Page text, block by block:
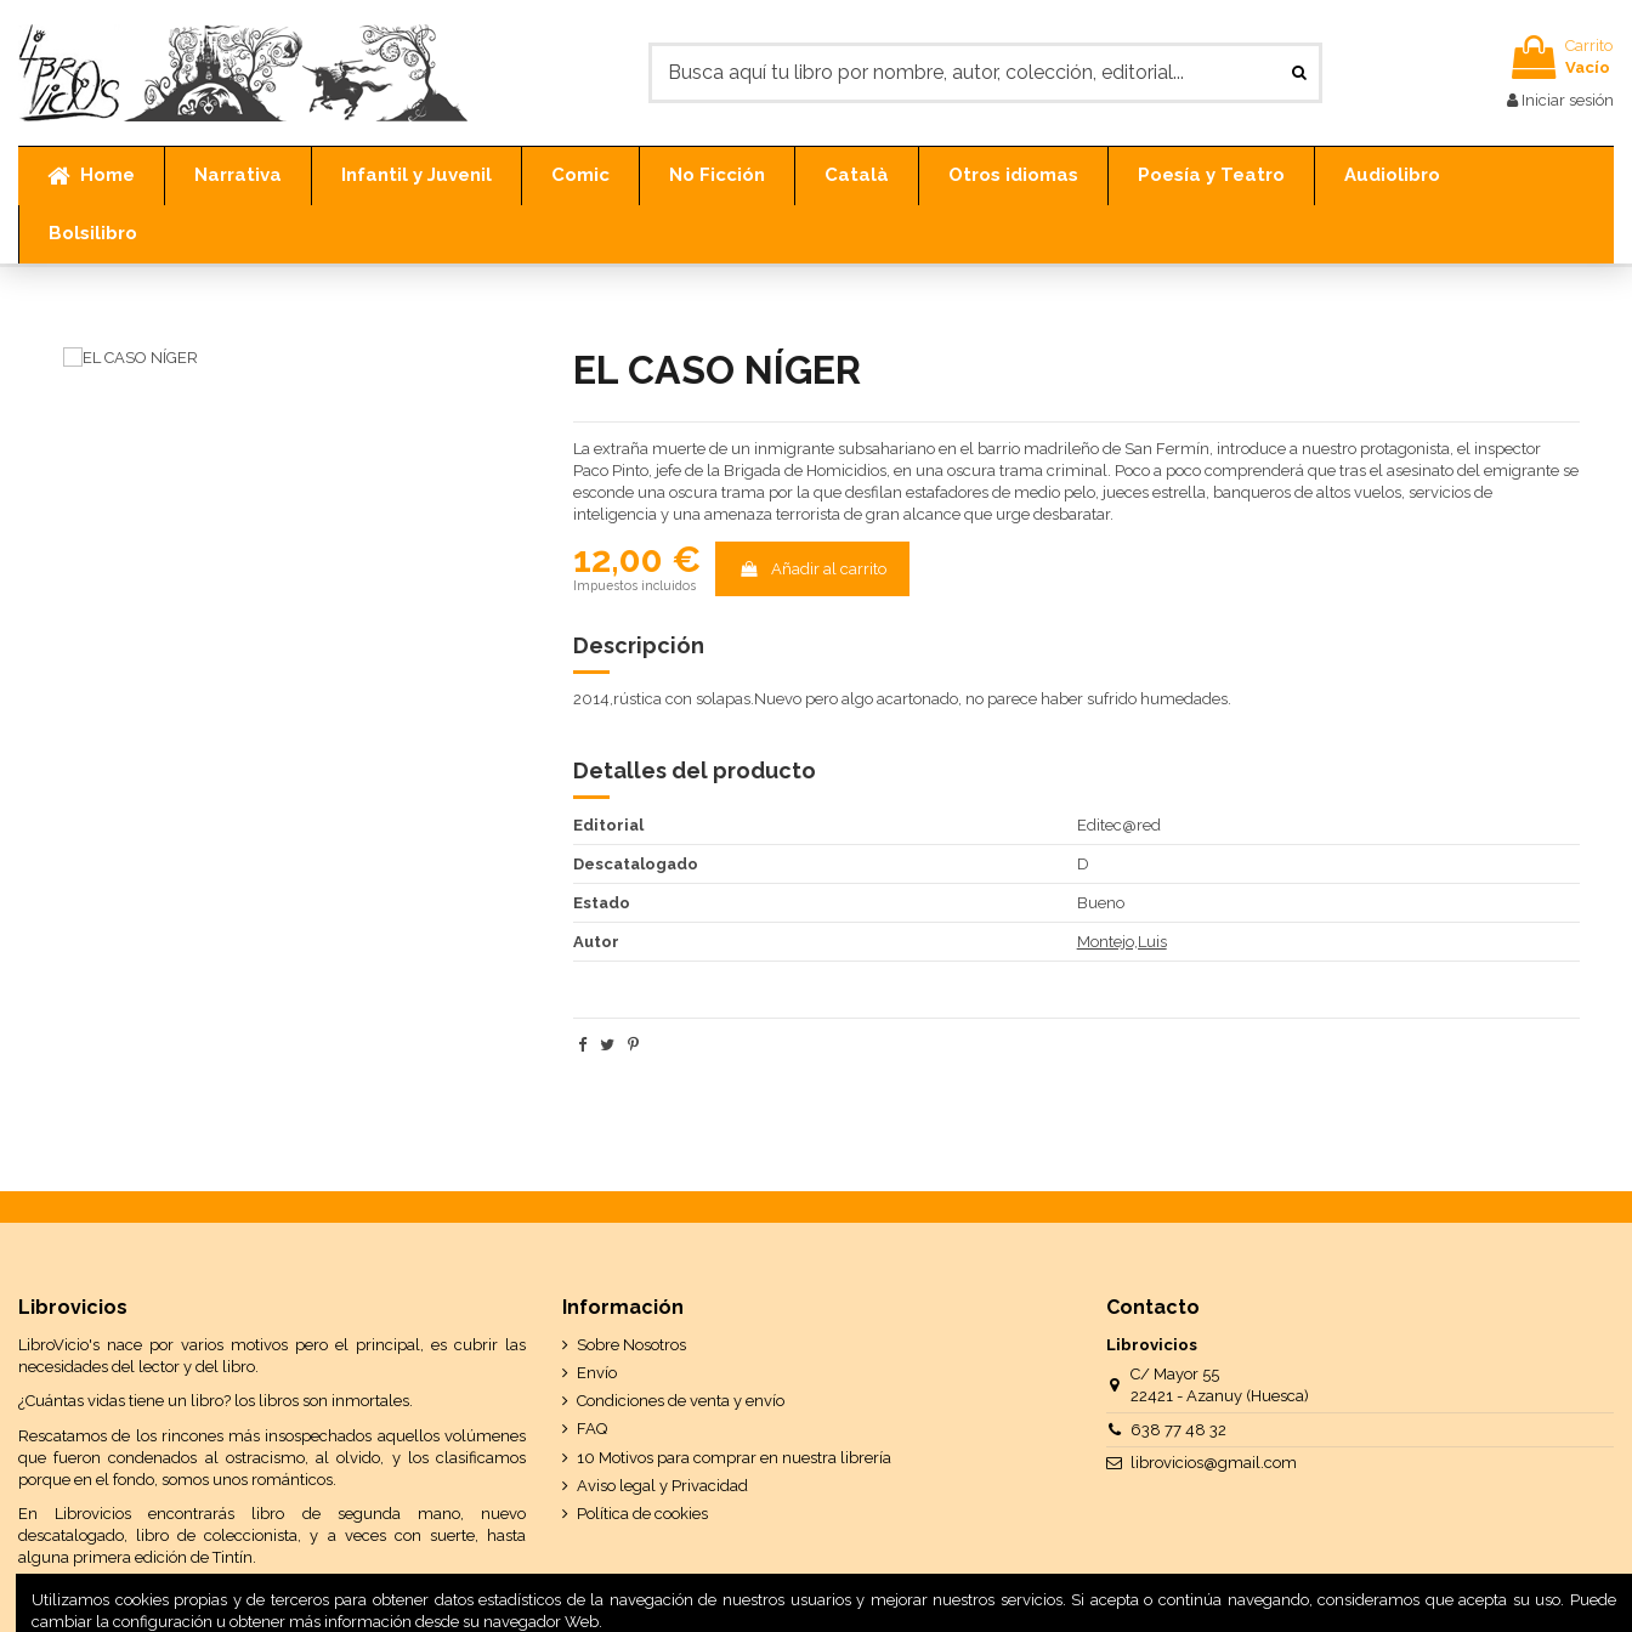
Carrito
Vacío
Iniciar sesión
Home Narrativa Infantil y Juvenil Comic No Ficción Català Otros idiomas Poesía y Teatro Audiolibro
Bolsilibro
Inicio Narrativa
EL CASO NÍGER
La extraña muerte de un inmigrante subsahariano en el barrio madrileño de San Fermín, introduce a nuestro protagonista, el inspector
Paco Pinto, jefe de la Brigada de Homicidios, en una oscura trama criminal. Poco a poco comprenderá que tras el asesinato del emigrante se
esconde una oscura trama por la que desfilan estafadores de medio pelo, jueces estrella, banqueros de altos vuelos, servicios de
inteligencia y una amenaza terrorista de gran alcance que urge desbaratar.
12,00 €
Impuestos incluidos
Añadir al carrito
Descripción
2014,rústica con solapas.Nuevo pero algo acartonado, no parece haber sufrido humedades.
Detalles del producto
Editorial Editec@red
Descatalogado D
Estado Bueno
Autor Montejo,Luis
Librovicios
LibroVicio's nace por varios motivos pero el principal, es cubrir las
necesidades del lector y del libro.
¿Cuántas vidas tiene un libro? los libros son inmortales.
Rescatamos de los rincones más insospechados aquellos volúmenes
que fueron condenados al ostracismo, al olvido, y los clasificamos
porque en el fondo, somos unos románticos.
En Librovicios encontrarás libro de segunda mano, nuevo
descatalogado, libro de coleccionista, y a veces con suerte, hasta
alguna primera edición de Tintín.
Información
Sobre Nosotros
Envío
Condiciones de venta y envío
FAQ
10 Motivos para comprar en nuestra librería
Aviso legal y Privacidad
Política de cookies
Contacto
Librovicios
C/ Mayor 55
22421 - Azanuy (Huesca)
638 77 48 32
librovicios@gmail.com
Utilizamos cookies propias y de terceros para obtener datos estadísticos de la navegación de nuestros usuarios y mejorar nuestros servicios. Si acepta o continúa navegando, consideramos que acepta su uso. Puede
cambiar la configuración u obtener más información desde su navegador Web.